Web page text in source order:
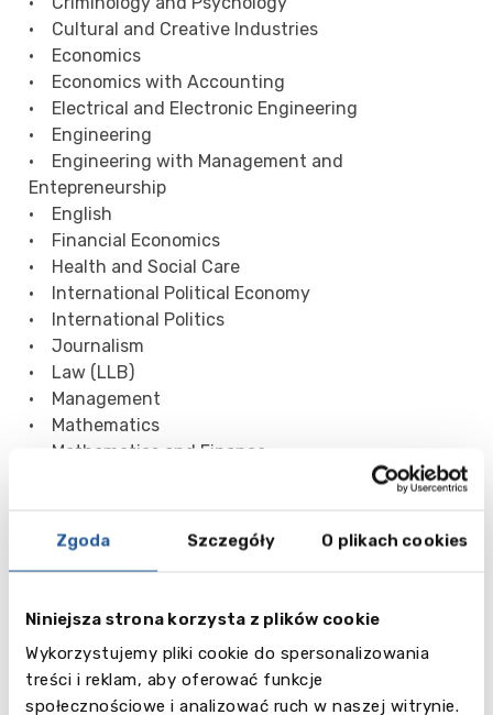
Zgoda Szczegóły O plikach cookies
Niniejsza strona korzysta z plików cookie
Wykorzystujemy pliki cookie do spersonalizowania
treści i reklam, aby oferować funkcje
społecznościowe i analizować ruch w naszej witrynie.
• Cultural and Creative Industries
• Economics
• Economics with Accounting
• Electrical and Electronic Engineering
• Engineering
• Engineering with Management and
Entepreneurship
• English
• Financial Economics
• Health and Social Care
• International Political Economy
• International Politics
• Journalism
• Law (LLB)
• Management
• Mathematics
• Mathematics and Finance
• Mathematics with Finance and Economics
• Media, Communication and Siciology
• Mental Health Nursing
• Music
• Nursing Studies
• Optometry